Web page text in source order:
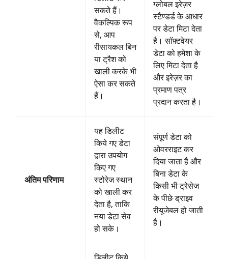
सकते हैं।
वैकल्पिक रूप
से, आप
रीसायकल बिन
या ट्रैश को
खाली करके भी
ऐसा कर सकते
हैं।
ग्लोबल इरेज़र
स्टैण्डर्ड के आधार
पर डेटा मिटा देता
है। सॉफ़्टवेयर
डेटा को हमेशा के
लिए मिटा देता है
और इरेज़र का
प्रमाण पत्र
प्रदान करता है।
अंतिम परिणाम
यह डिलीट
किये गए डेटा
द्वारा उपयोग
किए गए
स्टोरेज स्थान
को खाली कर
देता है, ताकि
नया डेटा सेव
हो सके।
संपूर्ण डेटा को
ओवरराइट कर
दिया जाता है और
बिना डेटा के
किसी भी ट्रेसेज
के पीछे ड्राइव
रीयूजेबल हो जाती
है।